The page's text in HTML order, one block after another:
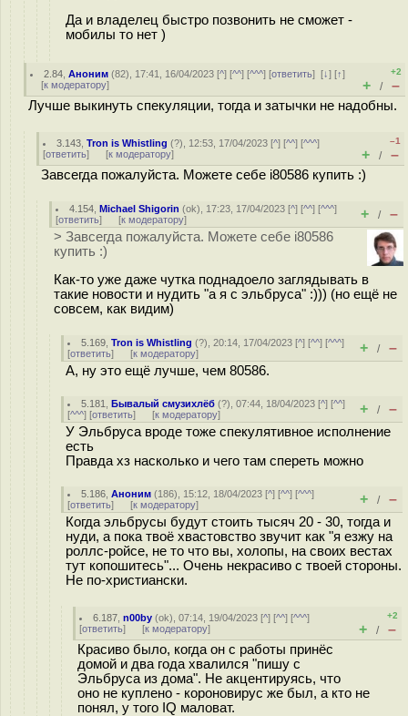
Да и владелец быстро позвонить не сможет -
мобилы то нет )
2.84 ,Аноним (82), 17:41, 16/04/2023 [^] [^^] [^^^] [ответить][↓] [↑]
[к модератору]
+2
+ / –
Лучше выкинуть спекуляции, тогда и затычки не надобны.
3.143 ,Tron is Whistling (?), 12:53, 17/04/2023 [^] [^^] [^^^]
[ответить] [к модератору]
–1
+ / –
Завсегда пожалуйста. Можете себе i80586 купить :)
4.154 ,Michael Shigorin (ok), 17:23, 17/04/2023 [^] [^^] [^^^]
[ответить] [к модератору] + / –
> Завсегда пожалуйста. Можете себе i80586
купить :)
Как-то уже даже чутка поднадоело заглядывать в
такие новости и нудить "а я с эльбруса" :))) (но ещё не
совсем, как видим)
5.169 ,Tron is Whistling (?), 20:14, 17/04/2023 [^] [^^] [^^^]
[ответить] [к модератору] + / –
А, ну это ещё лучше, чем 80586.
5.181 ,Бывалый смузихлёб (?), 07:44, 18/04/2023 [^] [^^]
[^^^] [ответить] [к модератору] + / –
У Эльбруса вроде тоже спекулятивное исполнение
есть
Правда хз насколько и чего там спереть можно
5.186 ,Аноним (186), 15:12, 18/04/2023 [^] [^^] [^^^]
[ответить] [к модератору] + / –
Когда эльбрусы будут стоить тысяч 20 - 30, тогда и
нуди, а пока твоё хвастовство звучит как "я езжу на
роллс-ройсе, не то что вы, холопы, на своих вестах
тут копошитесь"... Очень некрасиво с твоей стороны.
Не по-христиански.
6.187 ,n00by (ok), 07:14, 19/04/2023 [^] [^^] [^^^]
[ответить] [к модератору]
+2
+ / –
Красиво было, когда он с работы принёс
домой и два года хвалился "пишу с
Эльбруса из дома". Не акцентируясь, что
оно не куплено - короновирус же был, а кто не
понял, у того IQ маловат.